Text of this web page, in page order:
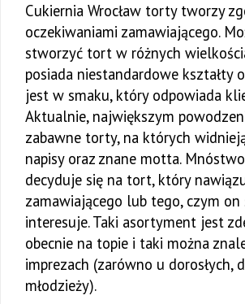
Cukiernia Wrocław torty tworzy
oczekiwaniami zamawiającego.
stworzyć tort w różnych
posiada niestandardowe kształty
jest w smaku, który odpowiada
Aktualnie, największym
zabawne torty, na których
napisy oraz znane motta.
decyduje się na tort, który
zamawiającego lub tego, czym on
interesuje. Taki asortyment jest
obecnie na topie i taki można
imprezach (zarówno u dorosłych,
młodzieży).